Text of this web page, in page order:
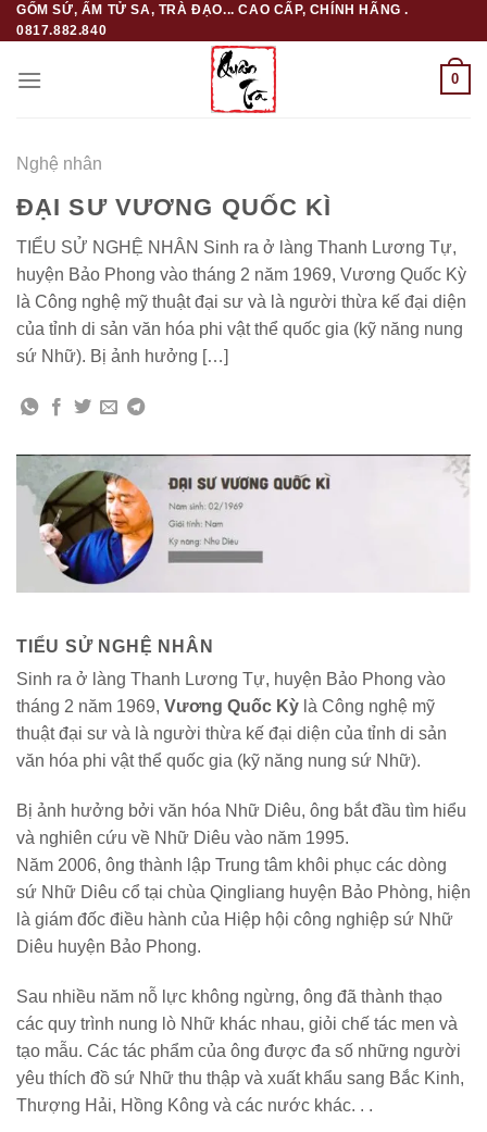
Skip
to
GỐM SỨ, ẤM TỬ SA, TRÀ ĐẠO... CAO CẤP, CHÍNH HÃNG .
0817.882.840
0
Nghệ nhân
ĐẠI SƯ VƯƠNG QUỐC KÌ
TIỂU SỬ NGHỆ NHÂN Sinh ra ở làng Thanh Lương Tự,
huyện Bảo Phong vào tháng 2 năm 1969, Vương Quốc Kỳ
là Công nghệ mỹ thuật đại sư và là người thừa kế đại diện
của tỉnh di sản văn hóa phi vật thể quốc gia (kỹ năng nung
sứ Nhữ). Bị ảnh hưởng […]
TIỂU SỬ NGHỆ NHÂN
Sinh ra ở làng Thanh Lương Tự, huyện Bảo Phong vào
tháng 2 năm 1969, Vương Quốc Kỳ là Công nghệ mỹ
thuật đại sư và là người thừa kế đại diện của tỉnh di sản
văn hóa phi vật thể quốc gia (kỹ năng nung sứ Nhữ).
Bị ảnh hưởng bởi văn hóa Nhữ Diêu, ông bắt đầu tìm hiểu
và nghiên cứu về Nhữ Diêu vào năm 1995.
Năm 2006, ông thành lập Trung tâm khôi phục các dòng
sứ Nhữ Diêu cổ tại chùa Qingliang huyện Bảo Phòng, hiện
là giám đốc điều hành của Hiệp hội công nghiệp sứ Nhữ
Diêu huyện Bảo Phong.
Sau nhiều năm nỗ lực không ngừng, ông đã thành thạo
các quy trình nung lò Nhữ khác nhau, giỏi chế tác men và
tạo mẫu. Các tác phẩm của ông được đa số những người
yêu thích đồ sứ Nhữ thu thập và xuất khẩu sang Bắc Kinh,
Thượng Hải, Hồng Kông và các nước khác. . .